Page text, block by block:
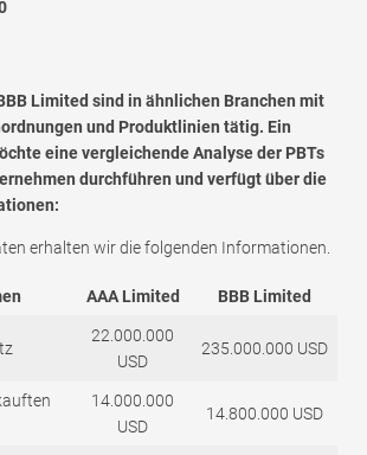
Limited sind in ähnlichen Branchen mit
und Produktlinien tätig. Ein
eine vergleichende Analyse der PBTs
durchführen und verfügt über die
erhalten wir die folgenden Informationen.
AAA Limited BBB Limited
22.000.000
USD
235.000.000 USD
14.000.000
USD
14.800.000 USD